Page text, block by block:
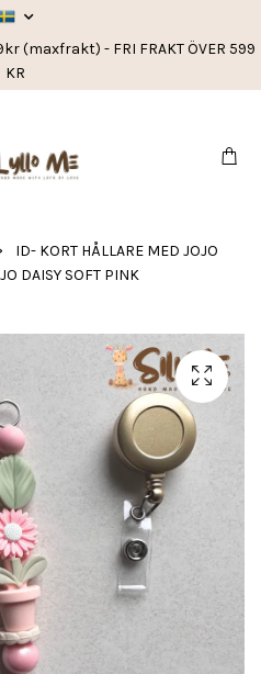
(maxfrakt) - FRI FRAKT ÖVER 599
KR
ID- KORT HÅLLARE MED JOJO
DAISY SOFT PINK